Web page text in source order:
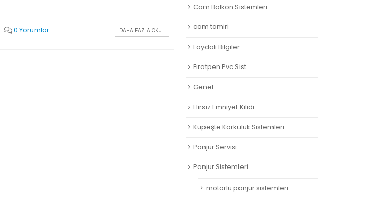
0 Yorumlar DAHA FAZLA OKU...
Cam Balkon Sistemleri
cam tamiri
Faydalı Bilgiler
Fıratpen Pvc Sist.
Genel
Hırsız Emniyet Kilidi
Küpeşte Korkuluk Sistemleri
Panjur Servisi
Panjur Sistemleri
motorlu panjur sistemleri